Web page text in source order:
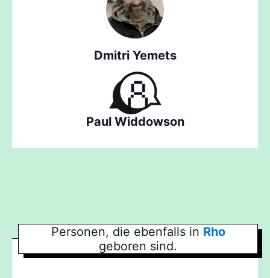
Dmitri Yemets
Paul Widdowson
Personen, die ebenfalls in Rho
geboren sind.